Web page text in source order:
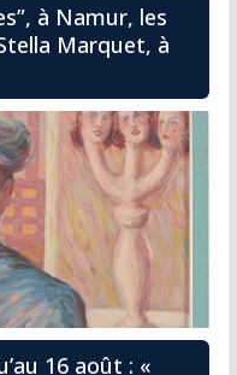
à Namur, les
Marquet, à
16 août : «